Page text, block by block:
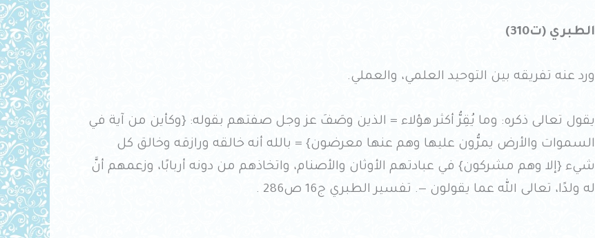
الطبري (ت310)
ورد عنه تفريقه بين التوحيد العلمي، والعملي.
يقول تعالى ذكره: وما يُقِرُّ أكثر هؤلاء = الذين وصَفَ عز وجل صفتهم بقوله: {وكأين من آية في
السموات والأرض يمرُّون عليها وهم عنها معرضون} = بالله أنه خالقه ورازقه وخالق كل
شيء {إلا وهم مشركون} في عبادتهم الأوثان والأصنام، واتخاذهم من دونه أربابًا، وزعمهم أنَّ
له ولدًا، تعالى الله عما يقولون —. تفسير الطبري ج16 ص286 .